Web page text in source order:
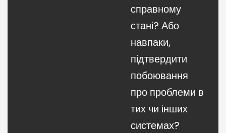
справному
стані? Або
навпаки,
підтвердити
побоювання
про проблеми в
тих чи інших
системах?